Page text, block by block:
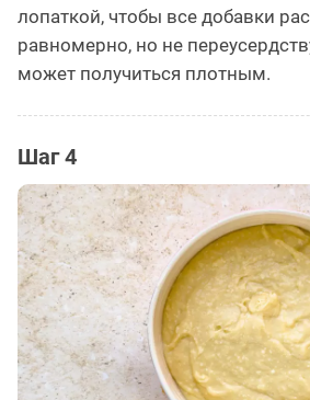
лопаткой, чтобы все добавки
равномерно, но не
может получиться плотным.
Шаг 4